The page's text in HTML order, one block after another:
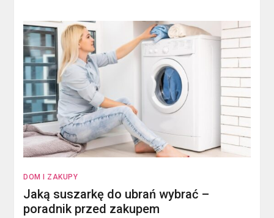
DOM I ZAKUPY
Jaką suszarkę do ubrań wybrać –
poradnik przed zakupem